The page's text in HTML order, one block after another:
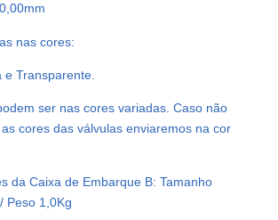
nas cores:
e Transparente.
ser nas cores variadas. Caso não
cores das válvulas enviaremos na cor
da Caixa de Embarque B: Tamanho
Peso 1,0Kg